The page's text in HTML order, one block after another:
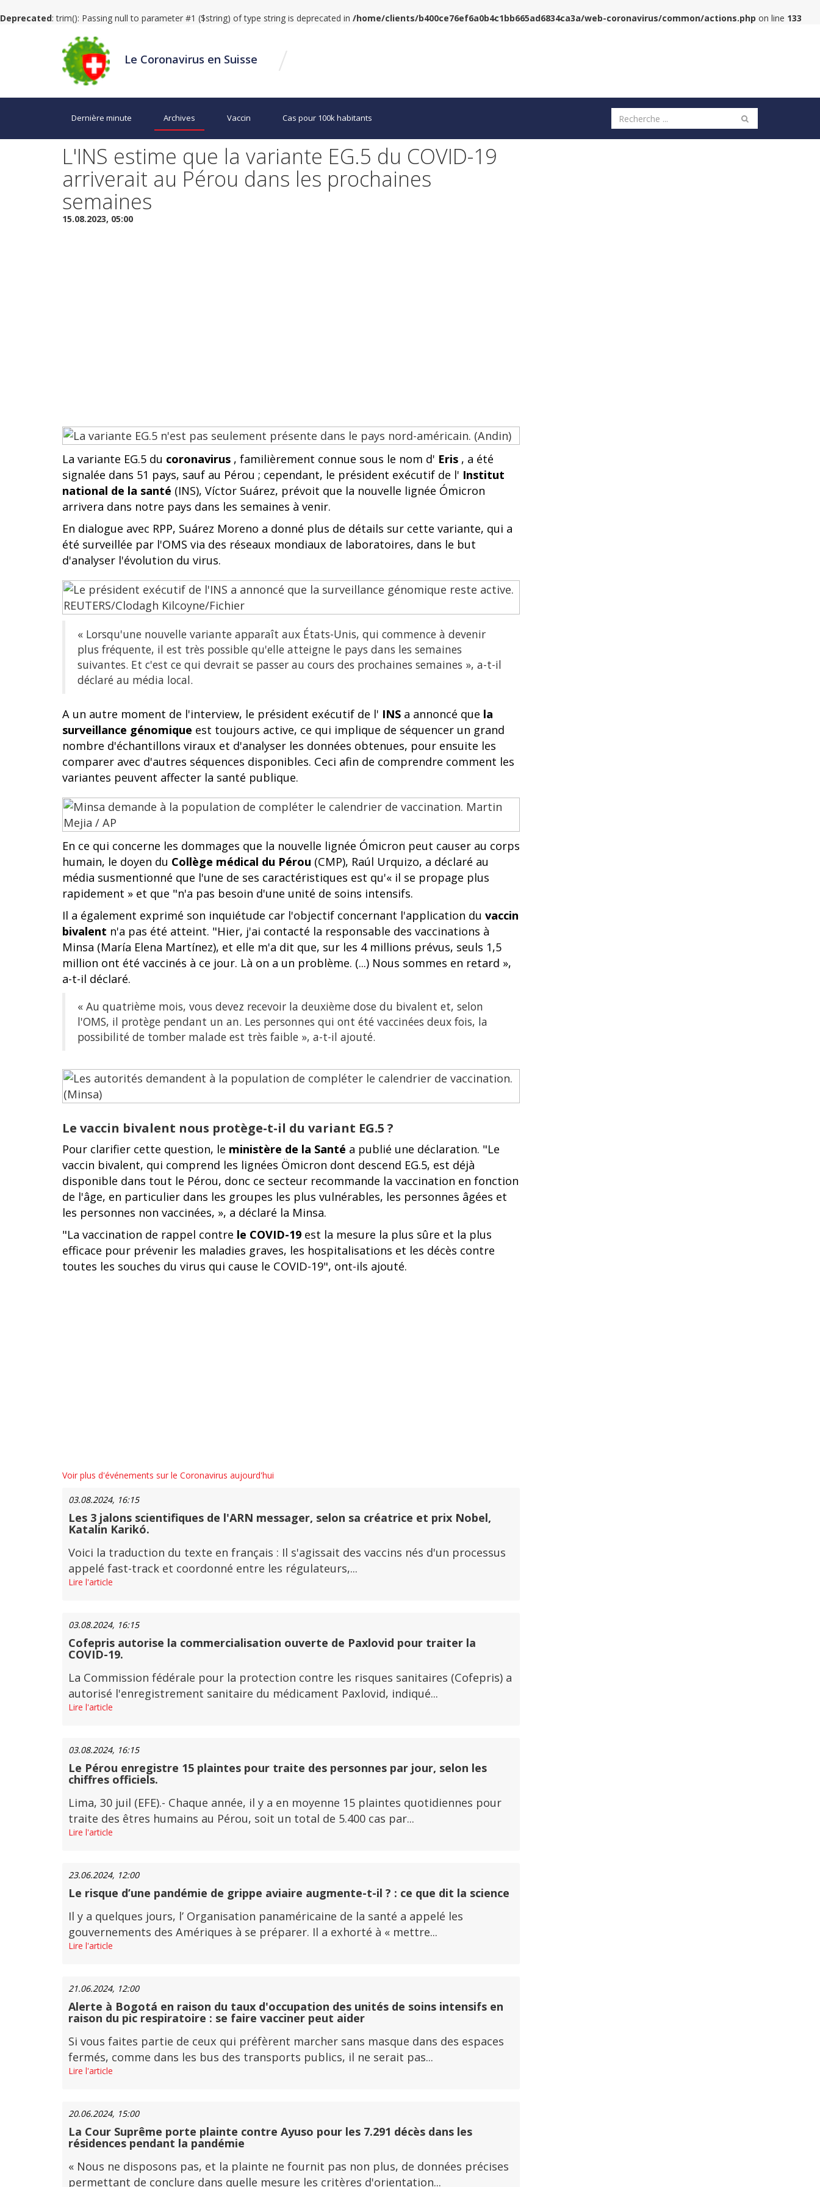
Deprecated: trim(): Passing null to parameter #1 ($string) of type string is deprecated in /home/clients/b400ce76ef6a0b4c1bb665ad6834ca3a/web-coronavirus/common/actions.php on line 133
Le Coronavirus en Suisse /
Dernière minute Archives Vaccin Cas pour 100k habitants
L'INS estime que la variante EG.5 du COVID-19
arriverait au Pérou dans les prochaines
semaines
15.08.2023, 05:00
La variante EG.5 du coronavirus , familièrement connue sous le nom d' Eris , a été
signalée dans 51 pays, sauf au Pérou ; cependant, le président exécutif de l' Institut
national de la santé (INS), Víctor Suárez, prévoit que la nouvelle lignée Ómicron
arrivera dans notre pays dans les semaines à venir.
En dialogue avec RPP, Suárez Moreno a donné plus de détails sur cette variante, qui a
été surveillée par l'OMS via des réseaux mondiaux de laboratoires, dans le but
d'analyser l'évolution du virus.
« Lorsqu'une nouvelle variante apparaît aux États-Unis, qui commence à devenir
plus fréquente, il est très possible qu'elle atteigne le pays dans les semaines
suivantes. Et c'est ce qui devrait se passer au cours des prochaines semaines », a-t-il
déclaré au média local.
A un autre moment de l'interview, le président exécutif de l' INS a annoncé que la
surveillance génomique est toujours active, ce qui implique de séquencer un grand
nombre d'échantillons viraux et d'analyser les données obtenues, pour ensuite les
comparer avec d'autres séquences disponibles. Ceci afin de comprendre comment les
variantes peuvent affecter la santé publique.
En ce qui concerne les dommages que la nouvelle lignée Ómicron peut causer au corps
humain, le doyen du Collège médical du Pérou (CMP), Raúl Urquizo, a déclaré au
média susmentionné que l'une de ses caractéristiques est qu'« il se propage plus
rapidement » et que "n'a pas besoin d'une unité de soins intensifs.
Il a également exprimé son inquiétude car l'objectif concernant l'application du vaccin
bivalent n'a pas été atteint. "Hier, j'ai contacté la responsable des vaccinations à
Minsa (María Elena Martínez), et elle m'a dit que, sur les 4 millions prévus, seuls 1,5
million ont été vaccinés à ce jour. Là on a un problème. (...) Nous sommes en retard »,
a-t-il déclaré.
« Au quatrième mois, vous devez recevoir la deuxième dose du bivalent et, selon
l'OMS, il protège pendant un an. Les personnes qui ont été vaccinées deux fois, la
possibilité de tomber malade est très faible », a-t-il ajouté.
Le vaccin bivalent nous protège-t-il du variant EG.5 ?
Pour clarifier cette question, le ministère de la Santé a publié une déclaration. "Le
vaccin bivalent, qui comprend les lignées Ömicron dont descend EG.5, est déjà
disponible dans tout le Pérou, donc ce secteur recommande la vaccination en fonction
de l'âge, en particulier dans les groupes les plus vulnérables, les personnes âgées et
les personnes non vaccinées, », a déclaré la Minsa.
"La vaccination de rappel contre le COVID-19 est la mesure la plus sûre et la plus
efficace pour prévenir les maladies graves, les hospitalisations et les décès contre
toutes les souches du virus qui cause le COVID-19", ont-ils ajouté.
Voir plus d'événements sur le Coronavirus aujourd'hui
03.08.2024, 16:15
Les 3 jalons scientifiques de l'ARN messager, selon sa créatrice et prix Nobel,
Katalin Karikó.
Voici la traduction du texte en français : Il s'agissait des vaccins nés d'un processus
appelé fast-track et coordonné entre les régulateurs,...
Lire l'article
03.08.2024, 16:15
Cofepris autorise la commercialisation ouverte de Paxlovid pour traiter la
COVID-19.
La Commission fédérale pour la protection contre les risques sanitaires (Cofepris) a
autorisé l'enregistrement sanitaire du médicament Paxlovid, indiqué...
Lire l'article
03.08.2024, 16:15
Le Pérou enregistre 15 plaintes pour traite des personnes par jour, selon les
chiffres officiels.
Lima, 30 juil (EFE).- Chaque année, il y a en moyenne 15 plaintes quotidiennes pour
traite des êtres humains au Pérou, soit un total de 5.400 cas par...
Lire l'article
23.06.2024, 12:00
Le risque d’une pandémie de grippe aviaire augmente-t-il ? : ce que dit la science
Il y a quelques jours, l’ Organisation panaméricaine de la santé a appelé les
gouvernements des Amériques à se préparer. Il a exhorté à « mettre...
Lire l'article
21.06.2024, 12:00
Alerte à Bogotá en raison du taux d'occupation des unités de soins intensifs en
raison du pic respiratoire : se faire vacciner peut aider
Si vous faites partie de ceux qui préfèrent marcher sans masque dans des espaces
fermés, comme dans les bus des transports publics, il ne serait pas...
Lire l'article
20.06.2024, 15:00
La Cour Suprême porte plainte contre Ayuso pour les 7.291 décès dans les
résidences pendant la pandémie
« Nous ne disposons pas, et la plainte ne fournit pas non plus, de données précises
permettant de conclure dans quelle mesure les critères d'orientation...